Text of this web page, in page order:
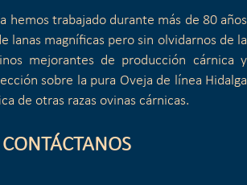
hemos trabajado durante más de 80 años
lanas magníficas pero sin olvidarnos de la
mejorantes de producción cárnica y
sobre la pura Oveja de línea Hidalga
de otras razas ovinas cárnicas.
CONTÁCTANOS